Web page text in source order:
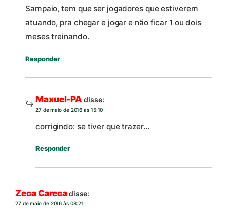
Sampaio, tem que ser jogadores que estiverem
atuando, pra chegar e jogar e não ficar 1 ou dois
meses treinando.
Responder
Maxuel-PA disse:
27 de maio de 2016 às 15:10
corrigindo: se tiver que trazer…
Responder
Zeca Carecadisse:
27 de maio de 2016 às 08:21